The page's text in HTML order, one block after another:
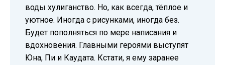
воды хулиганство. Но, как всегда, тёплое и
уютное. Иногда с рисунками, иногда без.
Будет пополняться по мере написания и
вдохновения. Главными героями выступят
Юна, Пи и Каудата. Кстати, я ему заранее